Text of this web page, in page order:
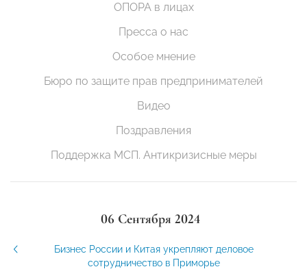
ОПОРА в лицах
Пресса о нас
Особое мнение
Бюро по защите прав предпринимателей
Видео
Поздравления
Поддержка МСП. Антикризисные меры
06 Сентября 2024
Бизнес России и Китая укрепляют деловое
сотрудничество в Приморье